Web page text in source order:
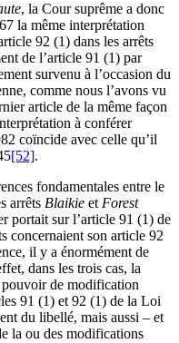
, la Cour suprême a donc
la même interprétation
92 (1) dans les arrêts
de l’article 91 (1) par
survenu à l’occasion du
comme nous l’avons vu
article de la même façon
à conférer
coïncide avec celle qu’il
[52].
fondamentales entre le
arrêts Blaikie et Forest
portait sur l’article 91 (1) de
concernaient son article 92
il y a énormément de
dans les trois cas, la
de modification
91 (1) et 92 (1) de la Loi
du libellé, mais aussi – et
la ou des modifications